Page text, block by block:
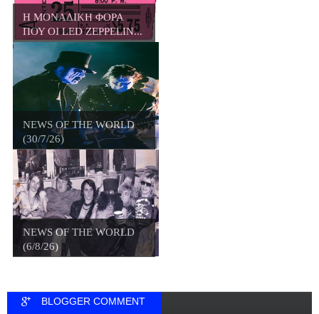
Η ΜΟΝΑΔΙΚΗ ΦΟΡΑ
ΠΟΥ ΟΙ LED ZEPPELIN...
NEWS OF THE WORLD
(30/7/26)
NEWS OF THE WORLD
(6/8/26)
BLOGGER COMMENT